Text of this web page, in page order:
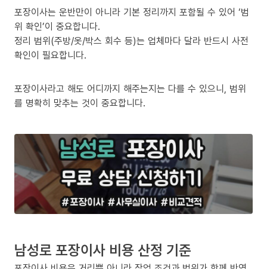
포장이사는 운반만이 아니라 기본 정리까지 포함될 수 있어 ‘범
위 확인’이 중요합니다.
정리 범위(주방/옷/박스 회수 등)는 업체마다 달라 반드시 사전
확인이 필요합니다.
포장이사라고 해도 어디까지 해주는지는 다를 수 있으니, 범위
를 명확히 맞추는 것이 중요합니다.
남성로 포장이사 비용 산정 기준